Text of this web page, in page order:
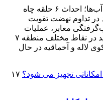
گامی دیگر در مدیریت مهندسی روان‌آب‌ها؛ احداث ۶ حلقه چاه
تبریز آغاز شد در تداوم نهضت تقویت
معابر، عملیات
حفاری و تجهیز ۶ حلقه چاه جذبی جدید در نقاط مختلف منطقه ۷
لاله و آخماقیه در حال
۱۷